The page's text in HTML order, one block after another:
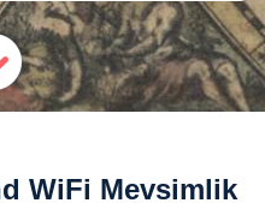
WiFi Mevsimlik